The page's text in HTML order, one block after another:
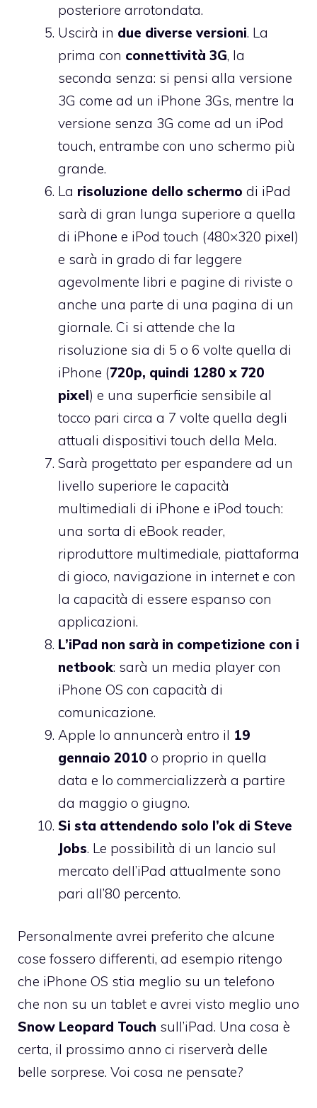
posteriore arrotondata.
Uscirà in due diverse versioni. La
prima con connettività 3G, la
seconda senza: si pensi alla versione
3G come ad un iPhone 3Gs, mentre la
versione senza 3G come ad un iPod
touch, entrambe con uno schermo più
grande.
La risoluzione dello schermo di iPad
sarà di gran lunga superiore a quella
di iPhone e iPod touch (480×320 pixel)
e sarà in grado di far leggere
agevolmente libri e pagine di riviste o
anche una parte di una pagina di un
giornale. Ci si attende che la
risoluzione sia di 5 o 6 volte quella di
iPhone (720p, quindi 1280 x 720
pixel) e una superficie sensibile al
tocco pari circa a 7 volte quella degli
attuali dispositivi touch della Mela.
Sarà progettato per espandere ad un
livello superiore le capacità
multimediali di iPhone e iPod touch:
una sorta di eBook reader,
riproduttore multimediale, piattaforma
di gioco, navigazione in internet e con
la capacità di essere espanso con
applicazioni.
L’iPad non sarà in competizione con i
netbook: sarà un media player con
iPhone OS con capacità di
comunicazione.
Apple lo annuncerà entro il 19
gennaio 2010 o proprio in quella
data e lo commercializzerà a partire
da maggio o giugno.
Si sta attendendo solo l’ok di Steve
Jobs. Le possibilità di un lancio sul
mercato dell’iPad attualmente sono
pari all’80 percento.
Personalmente avrei preferito che alcune
cose fossero differenti, ad esempio ritengo
che iPhone OS stia meglio su un telefono
che non su un tablet e avrei visto meglio uno
Snow Leopard Touch sull’iPad. Una cosa è
certa, il prossimo anno ci riserverà delle
belle sorprese. Voi cosa ne pensate?